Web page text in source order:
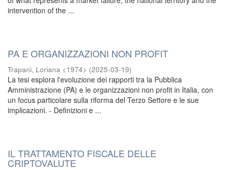
intervention of the ...
PA E ORGANIZZAZIONI NON PROFIT
Trapani, Loriana <1974> (2025-03-19)
La tesi esplora l'evoluzione dei rapporti tra la Pubblica
Amministrazione (PA) e le organizzazioni non profit in Italia, con
un focus particolare sulla riforma del Terzo Settore e le sue
implicazioni. - Definizioni e ...
IL TRATTAMENTO FISCALE DELLE
CRIPTOVALUTE